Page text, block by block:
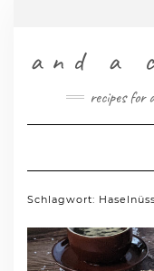
and a
recipes for
Schlagwort: